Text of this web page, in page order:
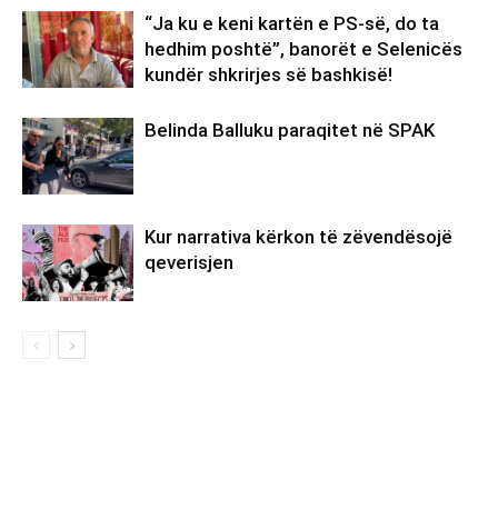
“Ja ku e keni kartën e PS-së, do ta
hedhim poshtë”, banorët e Selenicës
kundër shkrirjes së bashkisë!
Belinda Balluku paraqitet në SPAK
Kur narrativa kërkon të zëvendësojë
qeverisjen